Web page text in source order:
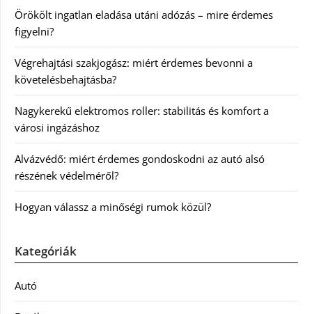
Örökölt ingatlan eladása utáni adózás – mire érdemes
figyelni?
Végrehajtási szakjogász: miért érdemes bevonni a
követelésbehajtásba?
Nagykerekű elektromos roller: stabilitás és komfort a
városi ingázáshoz
Alvázvédő: miért érdemes gondoskodni az autó alsó
részének védelméről?
Hogyan válassz a minőségi rumok közül?
Kategóriák
Autó